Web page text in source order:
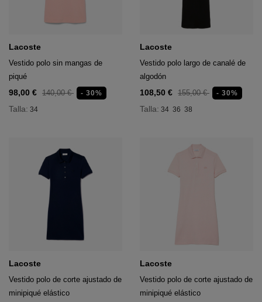
Lacoste
Vestido polo sin mangas de
piqué
98,00 € 140,00 € - 30%
Talla: 34
Lacoste
Vestido polo largo de canalé de
algodón
108,50 € 155,00 € - 30%
Talla: 34 36 38
Lacoste
Vestido polo de corte ajustado de
minipiqué elástico
Lacoste
Vestido polo de corte ajustado de
minipiqué elástico